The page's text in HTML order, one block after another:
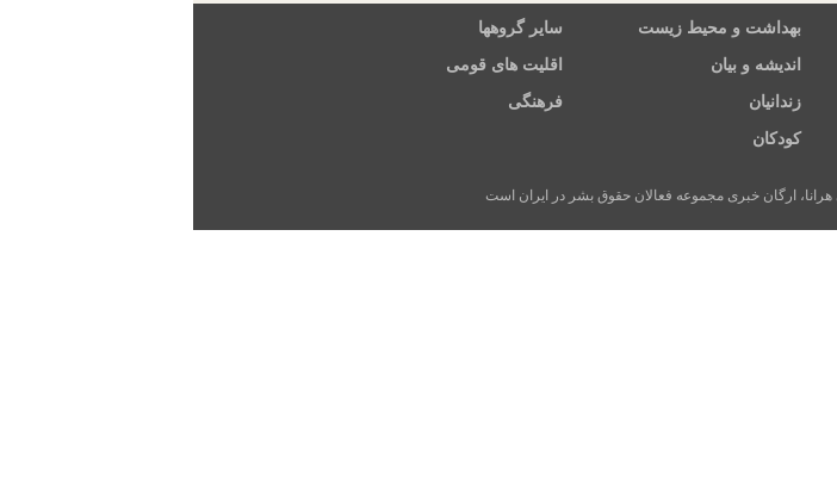
بهداشت و محیط زیست سایر گروهها
اندیشه و بیان اقلیت های قومی
زندانیان فرهنگی
کودکان